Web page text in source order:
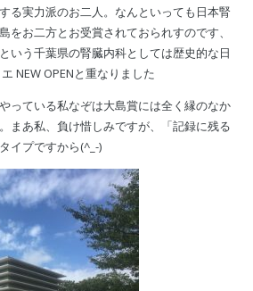
る実力派のお二人。なんといっても日本腎
をお二方とお受賞されておられすのです、
いう千葉県の腎臓内科としては歴史的な日
NEW OPENと重なりました
っている私なぞは大島賞には全く縁のなか
まあ私、負け惜しみですが、「記録に残る
イプですから(^_-)